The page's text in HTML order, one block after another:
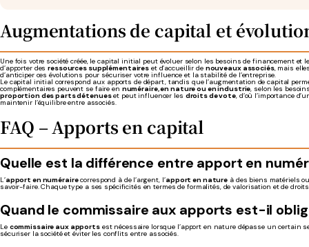
Augmentations de capital et
Une fois votre société créée, le capital initial peut évoluer selon les besoins de financement et
d’apporter desressources supplémentaires et d’accueillir de nouveaux associés, mais
d’anticiper ces évolutions pour sécuriser votre influence et la stabilité de l’entreprise.
Le capital initial correspond aux apports de départ, tandis que l’augmentation de capital
complémentaires peuvent se faire en numéraire, en nature ou en industrie, selon les
proportion des parts détenueset peut influencer les droits de vote, d’où l’importance
maintenir l’équilibre entre associés.
FAQ – Apports en capital
Quelle est la différence entre apport en
L’apport en numérairecorrespond à de l’argent, l’apport en nature à des biens matériels
savoir-faire. Chaque type a ses spécificités en termes de formalités, de valorisation et de
Quand le commissaire aux apports est-il
Le commissaire aux apportsest nécessaire lorsque l’apport en nature dépasse un certain
sécuriser la société et éviter les conflits entre associés.